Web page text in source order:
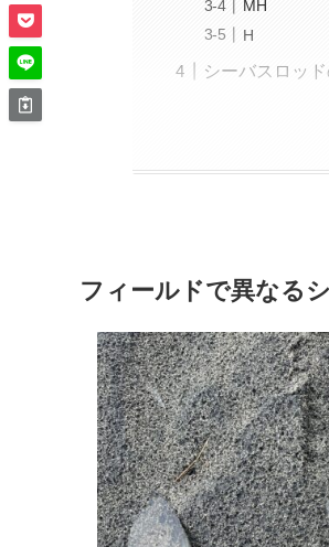
MH
H
シーバスロッ
フィールドで異なる